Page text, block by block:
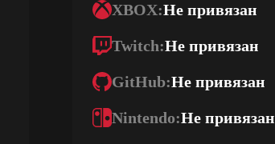
XBOX:Не привязан
Twitch:Не привязан
GitHub:Не привязан
Nintendo:Не привязан